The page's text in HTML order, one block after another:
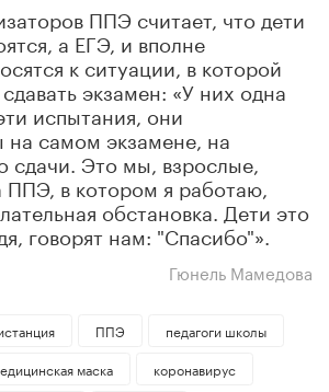
ППЭ считает, что дети
а ЕГЭ, и вполне
к ситуации, в которой
экзамен: «У них одна
испытания, они
на самом экзамене, на
сдачи. Это мы, взрослые,
в котором я работаю,
обстановка. Дети это
говорят нам: "Спасибо"».
Гюнель Мамедова
ППЭ
педагоги школы
маска
коронавирус